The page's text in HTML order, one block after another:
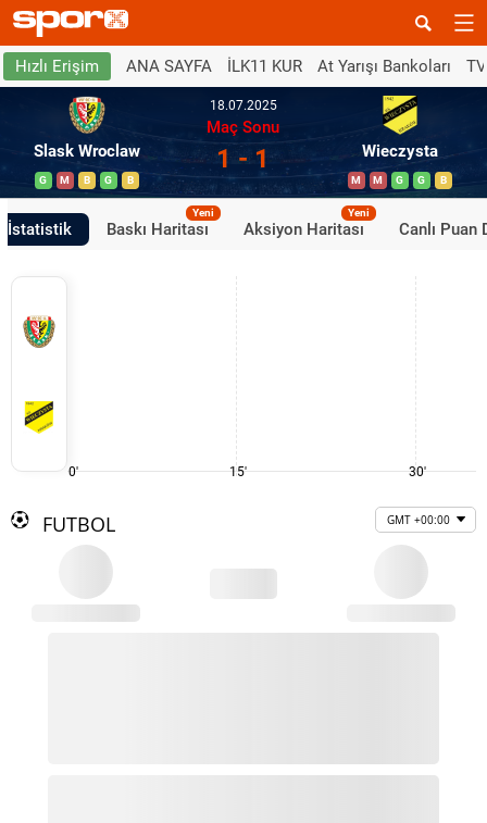
Hızlı Erişim ANA SAYFA İLK11 KUR At Yarışı Bankoları
Slask Wroclaw
G M B G B
18.07.2025
Maç Sonu
1 - 1 Wieczysta
M M G G B
İstatistik Baskı Haritası
Yeni
Aksiyon Haritası
Yeni
Canlı Puan
0' 15' 30'
FUTBOL GMT +00:00